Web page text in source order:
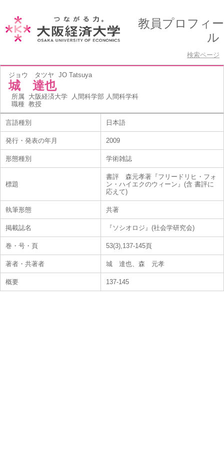
教員プロフィー
ル
検索ページ
ジョウ タツヤ JO Tatsuya
城 達也
所属 大阪経済大学 人間科学部 人間科学科
職種 教授
言語種別 日本語
発行・発表の年月 2009
形態種別 学術雑誌
標題
書評 森元孝著『フリードリヒ・フォ
ン・ハイエクのウィーン』(含 書評に
応えて)
執筆形態 共著
掲載誌名 『ソシオロジ』(社会学研究会)
巻・号・頁 53(3),137-145頁
著者・共著者 城 達也、森 元孝
概要 137-145